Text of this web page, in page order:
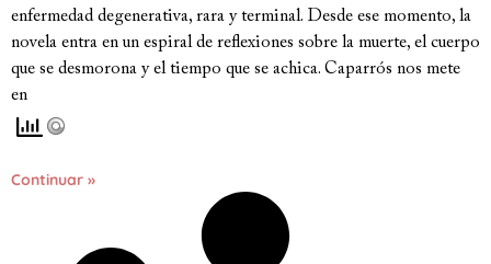
enfermedad degenerativa, rara y terminal. Desde ese momento, la
novela entra en un espiral de reflexiones sobre la muerte, el cuerpo
que se desmorona y el tiempo que se achica. Caparrós nos mete
en
Continuar »